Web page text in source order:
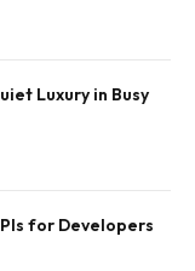
Luxury in Busy
for Developers